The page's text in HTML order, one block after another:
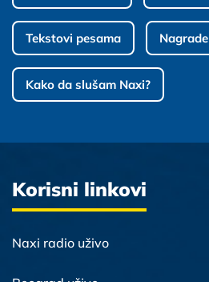
Tekstovi pesama Nagrade
Kako da slušam Naxi?
Korisni linkovi
Naxi radio uživo